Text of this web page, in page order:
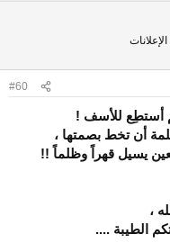
#60
أستطِع للأسف !
أن تخط بصمتها ،
يسيل قهراً وظلماً !!
،
الطيبة ....